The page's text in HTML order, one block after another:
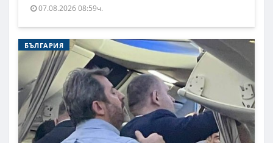
07.08.2026 08:59ч.
БЪЛГАРИЯ